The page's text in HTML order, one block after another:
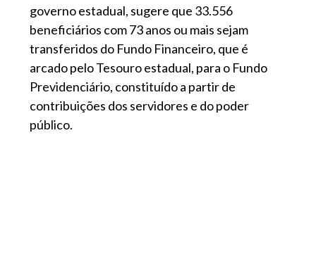
governo estadual, sugere que 33.556
beneficiários com 73 anos ou mais sejam
transferidos do Fundo Financeiro, que é
arcado pelo Tesouro estadual, para o Fundo
Previdenciário, constituído a partir de
contribuições dos servidores e do poder
público.